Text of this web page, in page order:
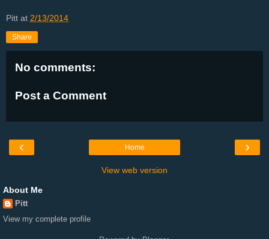
Pitt at 2/13/2014
Share
No comments:
Post a Comment
‹ ›
Home
View web version
About Me
Pitt
View my complete profile